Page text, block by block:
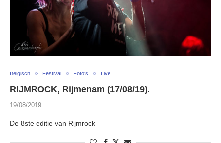
Belgisch Festival Foto's Live
RIJMROCK, Rijmenam (17/08/19).
19/08/2019
De 8ste editie van Rijmrock